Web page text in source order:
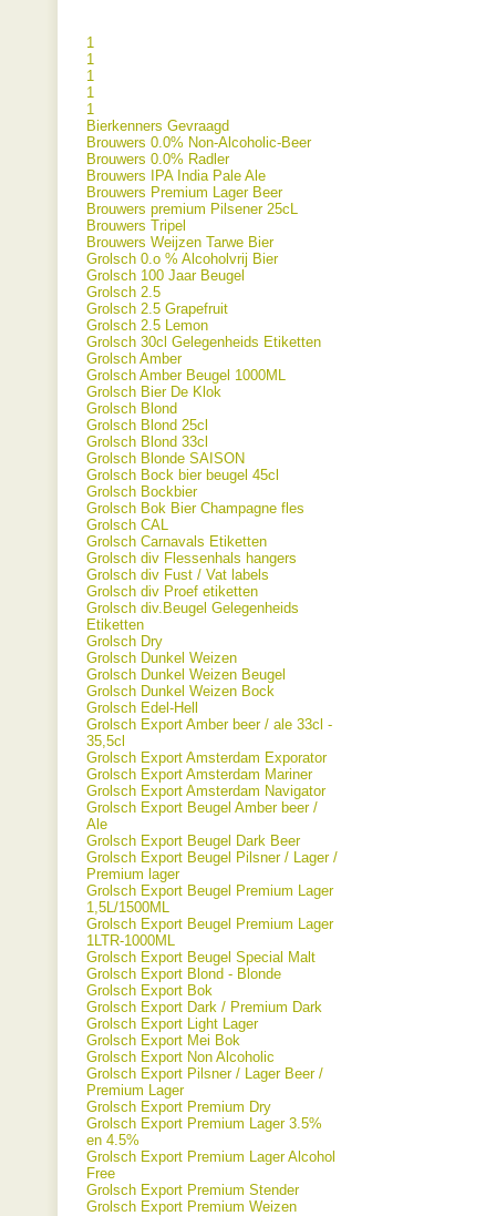
1
1
1
1
1
Bierkenners Gevraagd
Brouwers 0.0% Non-Alcoholic-Beer
Brouwers 0.0% Radler
Brouwers IPA India Pale Ale
Brouwers Premium Lager Beer
Brouwers premium Pilsener 25cL
Brouwers Tripel
Brouwers Weijzen Tarwe Bier
Grolsch 0.o % Alcoholvrij Bier
Grolsch 100 Jaar Beugel
Grolsch 2.5
Grolsch 2.5 Grapefruit
Grolsch 2.5 Lemon
Grolsch 30cl Gelegenheids Etiketten
Grolsch Amber
Grolsch Amber Beugel 1000ML
Grolsch Bier De Klok
Grolsch Blond
Grolsch Blond 25cl
Grolsch Blond 33cl
Grolsch Blonde SAISON
Grolsch Bock bier beugel 45cl
Grolsch Bockbier
Grolsch Bok Bier Champagne fles
Grolsch CAL
Grolsch Carnavals Etiketten
Grolsch div Flessenhals hangers
Grolsch div Fust / Vat labels
Grolsch div Proef etiketten
Grolsch div.Beugel Gelegenheids
Etiketten
Grolsch Dry
Grolsch Dunkel Weizen
Grolsch Dunkel Weizen Beugel
Grolsch Dunkel Weizen Bock
Grolsch Edel-Hell
Grolsch Export Amber beer / ale 33cl -
35,5cl
Grolsch Export Amsterdam Exporator
Grolsch Export Amsterdam Mariner
Grolsch Export Amsterdam Navigator
Grolsch Export Beugel Amber beer /
Ale
Grolsch Export Beugel Dark Beer
Grolsch Export Beugel Pilsner / Lager /
Premium lager
Grolsch Export Beugel Premium Lager
1,5L/1500ML
Grolsch Export Beugel Premium Lager
1LTR-1000ML
Grolsch Export Beugel Special Malt
Grolsch Export Blond - Blonde
Grolsch Export Bok
Grolsch Export Dark / Premium Dark
Grolsch Export Light Lager
Grolsch Export Mei Bok
Grolsch Export Non Alcoholic
Grolsch Export Pilsner / Lager Beer /
Premium Lager
Grolsch Export Premium Dry
Grolsch Export Premium Lager 3.5%
en 4.5%
Grolsch Export Premium Lager Alcohol
Free
Grolsch Export Premium Stender
Grolsch Export Premium Weizen